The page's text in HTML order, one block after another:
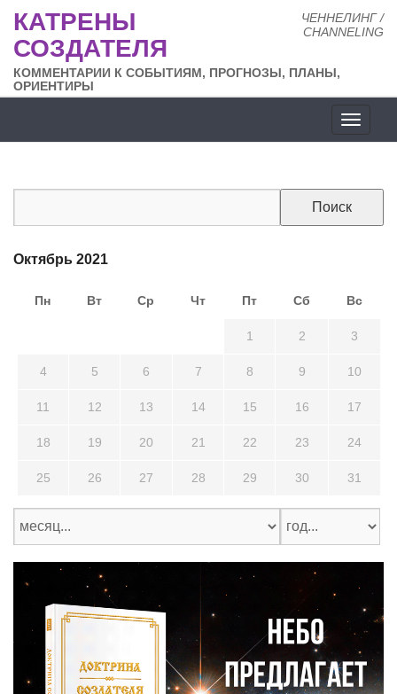
ЧЕННЕЛИНГ /
CHANNELING
КАТРЕНЫ
СОЗДАТЕЛЯ
КОММЕНТАРИИ К СОБЫТИЯМ, ПРОГНОЗЫ, ПЛАНЫ,
ОРИЕНТИРЫ
сайта
Октябрь 2021
Пн Вт Ср Чт Пт Сб Вс
1 2 3
4 5 6 7 8 9 10
11 12 13 14 15 16 17
18 19 20 21 22 23 24
25 26 27 28 29 30 31